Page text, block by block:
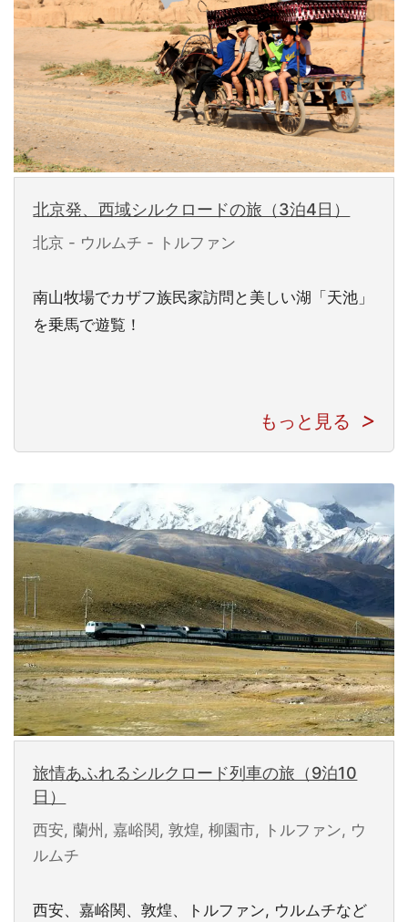
北京発、西域シルクロードの旅（3泊4日）
北京 - ウルムチ - トルファン
南山牧場でカザフ族民家訪問と美しい湖「天池」
を乗馬で遊覧！
もっと見る
旅情あふれるシルクロード列車の旅（9泊10
日）
西安, 蘭州, 嘉峪関, 敦煌, 柳園市, トルファン, ウ
ルムチ
西安、嘉峪関、敦煌、トルファン, ウルムチなど